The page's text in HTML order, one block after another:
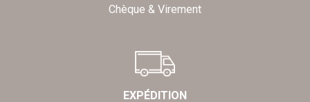
Chèque & Virement
EXPÉDITION